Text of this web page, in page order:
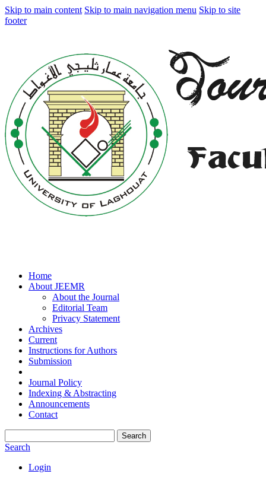
Skip to main content Skip to main navigation menu Skip to site
footer
Home
About JEEMR
About the Journal
Editorial Team
Privacy Statement
Archives
Current
Instructions for Authors
Submission
Journal Policy
Indexing & Abstracting
Announcements
Contact
Search
Search
Login